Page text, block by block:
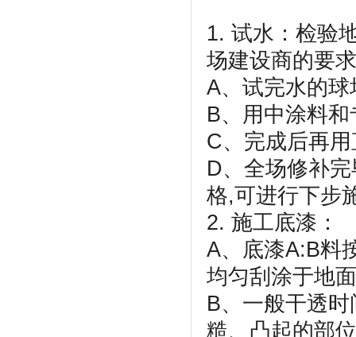
1. 试水：检验
场建设商的要
A、试完水的
B、用中涂料
C、完成后再
D、全场修补
格,可进行下步
2. 施工底漆：
A、底漆A:B料
均匀刮涂于地
B、一般干透
糙、凸起的部